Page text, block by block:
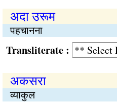
अदा उरूम
पहचानना
:
अकसरा
व्याकुल